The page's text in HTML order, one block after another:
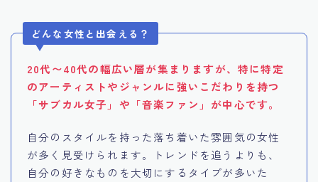
どんな女性と出会える？
20代〜40代の幅広い層が集まりますが、特に特定
のアーティストやジャンルに強いこだわりを持つ
「サブカル女子」や「音楽ファン」が中心です。
自分のスタイルを持った落ち着いた雰囲気の女性
が多く見受けられます。トレンドを追うよりも、
自分の好きなものを大切にするタイプが多いた